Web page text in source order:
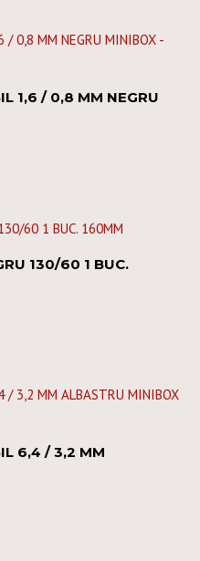
1,6 / 0,8 MM NEGRU
130/60 1 BUC.
6,4 / 3,2 MM